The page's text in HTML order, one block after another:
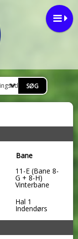
Bane
11-E (Bane 8-
G + 8-H)
Vinterbane
Hal 1
Indendørs